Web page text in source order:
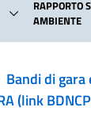
RAPPORTO
AMBIENTE
Bandi di
(link